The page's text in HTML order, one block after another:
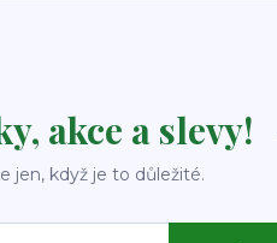
akce a slevy!
jen, když je to důležité.